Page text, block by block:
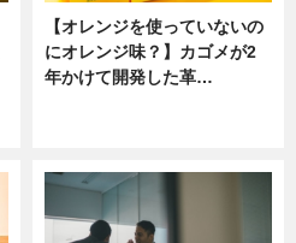
【オレンジを使っていないの
にオレンジ味？】カゴメが2
年かけて開発した革…